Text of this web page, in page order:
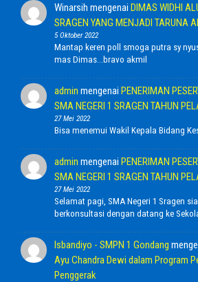
Winarsih mengenai DIMAS WIDHI
SRAGEN YANG MENJADI TARUNA
5 Oktober 2022
Mantap keren poll smoga putra sy
mas Dimas...bravo akmil
admin mengenai PENERIMAN
SMA NEGERI 1 SRAGEN TAHUN
27 Mei 2022
Bisa menemui Wakil Kepala Bidang
admin mengenai PENERIMAN
SMA NEGERI 1 SRAGEN TAHUN
27 Mei 2022
Selamat pagi, SMA Negeri 1 Sragen
berkonsultasi dengan datang ke
Isbandiyo - SMPN 1 Gondang
Ayu Chandra Dewi dalam Program
Penggerak